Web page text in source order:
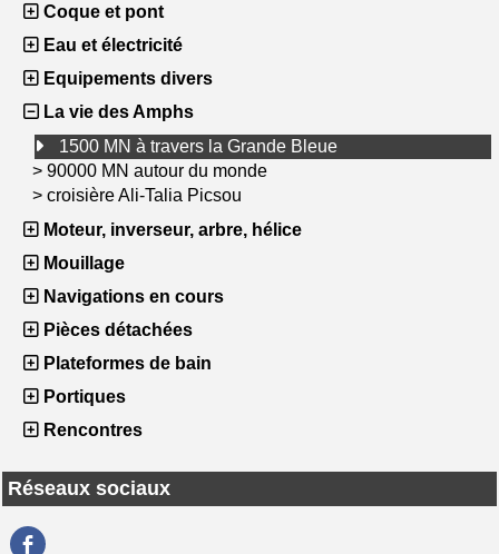
Coque et pont
Eau et électricité
Equipements divers
La vie des Amphs
1500 MN à travers la Grande Bleue
> 90000 MN autour du monde
> croisière Ali-Talia Picsou
Moteur, inverseur, arbre, hélice
Mouillage
Navigations en cours
Pièces détachées
Plateformes de bain
Portiques
Rencontres
Réseaux sociaux